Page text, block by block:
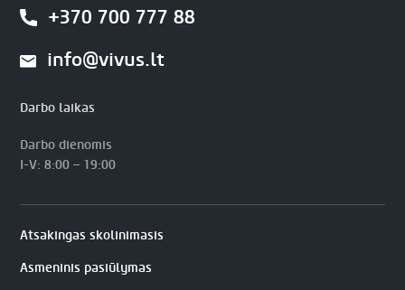
+370 700 777 88
info@vivus.lt
Darbo laikas
Darbo dienomis
I-V: 8:00 – 19:00
Atsakingas skolinimasis
Asmeninis pasiūlymas